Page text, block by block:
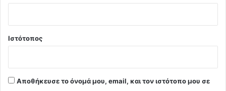
Ιστότοπος
Αποθήκευσε το όνομά μου, email, και τον ιστότοπο μου σε